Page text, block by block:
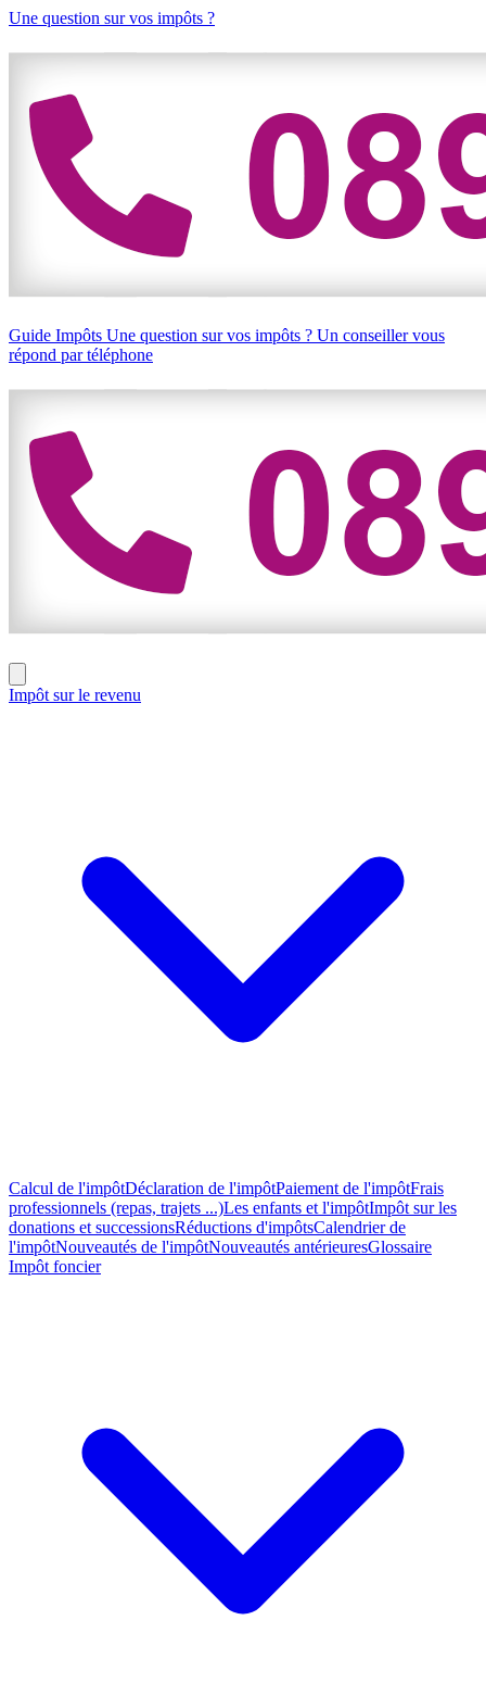
Une question sur vos impôts ?
Guide Impôts Une question sur vos impôts ? Un conseiller vous
répond par téléphone
Impôt sur le revenu
Calcul de l'impôtDéclaration de l'impôtPaiement de l'impôtFrais
professionnels (repas, trajets ...)Les enfants et l'impôtImpôt sur les
donations et successionsRéductions d'impôtsCalendrier de
l'impôtNouveautés de l'impôtNouveautés antérieuresGlossaire
Impôt foncier